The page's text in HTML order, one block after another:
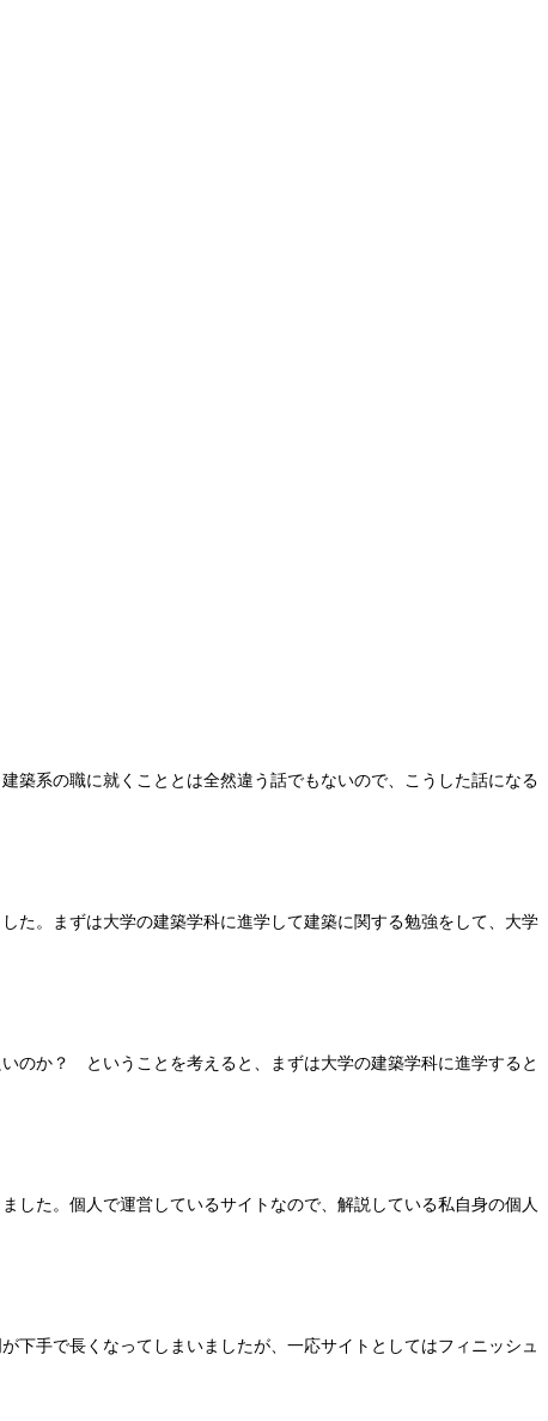
築系の職に就くこととは全然違う話でもないので、こうした話になる
た。まずは大学の建築学科に進学して建築に関する勉強をして、大学
のか？ ということを考えると、まずは大学の建築学科に進学すると
した。個人で運営しているサイトなので、解説している私自身の個人
下手で長くなってしまいましたが、一応サイトとしてはフィニッシュ